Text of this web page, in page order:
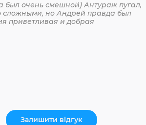
был очень смешной) Антураж пугал,
сложными, но Андрей правда был
приветливая и добрая
Залишити відгук